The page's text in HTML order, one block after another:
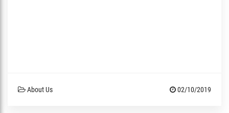
About Us 02/10/2019